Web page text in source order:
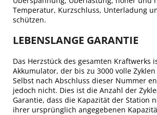
Temperatur, Kurzschluss, Unterladung
schützen.
LEBENSLANGE GARANTIE
Das Herzstück des gesamten Kraftwerks
Akkumulator, der bis zu 3000 volle
Selbst nach Abschluss dieser Nummer
jedoch nicht. Dies ist die Anzahl der
Garantie, dass die Kapazität der Station
ihrer ursprünglich angegebenen